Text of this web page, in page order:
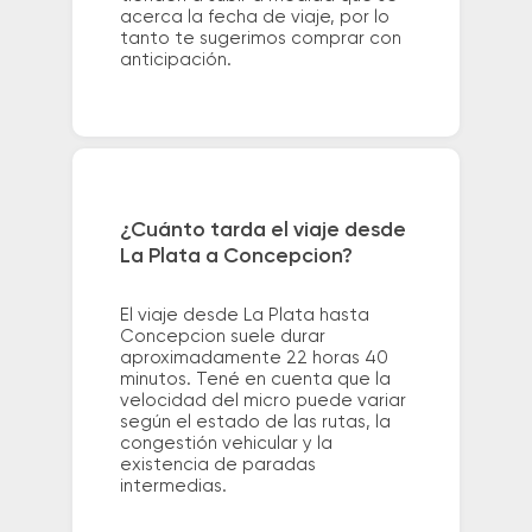
acerca la fecha de viaje, por lo
tanto te sugerimos comprar con
anticipación.
¿Cuánto tarda el viaje desde
La Plata a Concepcion?
El viaje desde La Plata hasta
Concepcion suele durar
aproximadamente 22 horas 40
minutos. Tené en cuenta que la
velocidad del micro puede variar
según el estado de las rutas, la
congestión vehicular y la
existencia de paradas
intermedias.